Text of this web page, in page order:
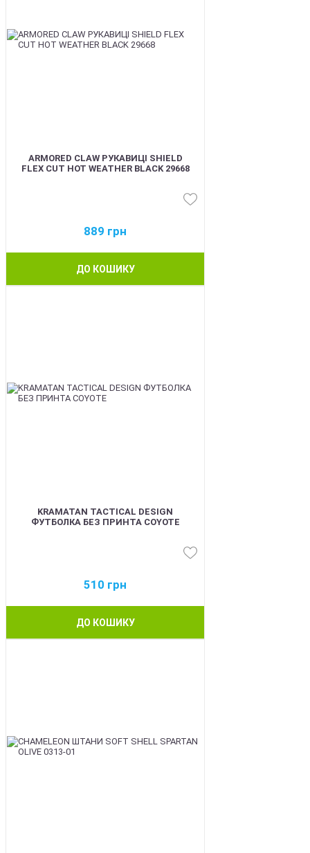
ARMORED CLAW РУКАВИЦІ SHIELD
FLEX CUT HOT WEATHER BLACK 29668
889 грн
ДО КОШИКУ
KRAMATAN TACTICAL DESIGN
ФУТБОЛКА БЕЗ ПРИНТА COYOTE
510 грн
ДО КОШИКУ